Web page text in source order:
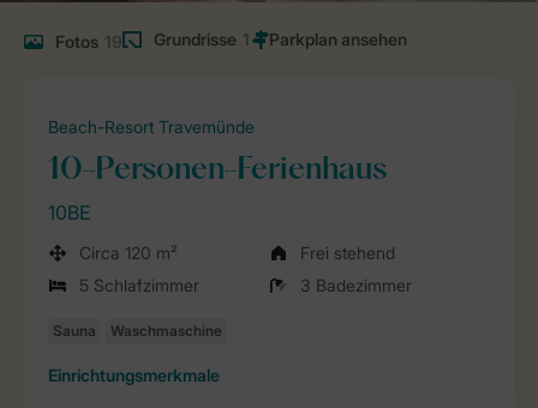
Fotos 19 Grundrisse 1
Beach-Resort Travemünde
10-Personen-Ferienhaus
10BE
Circa 120 m²
Frei stehend
5 Schlafzimmer
3 Badezimmer
Einrichtungsmerkmale